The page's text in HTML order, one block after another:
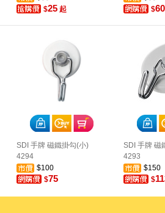
$25起
$60
SDI 手牌 磁鐵掛勾(小)
4294
$100
$75
SDI 手牌 磁
4293
$150
$